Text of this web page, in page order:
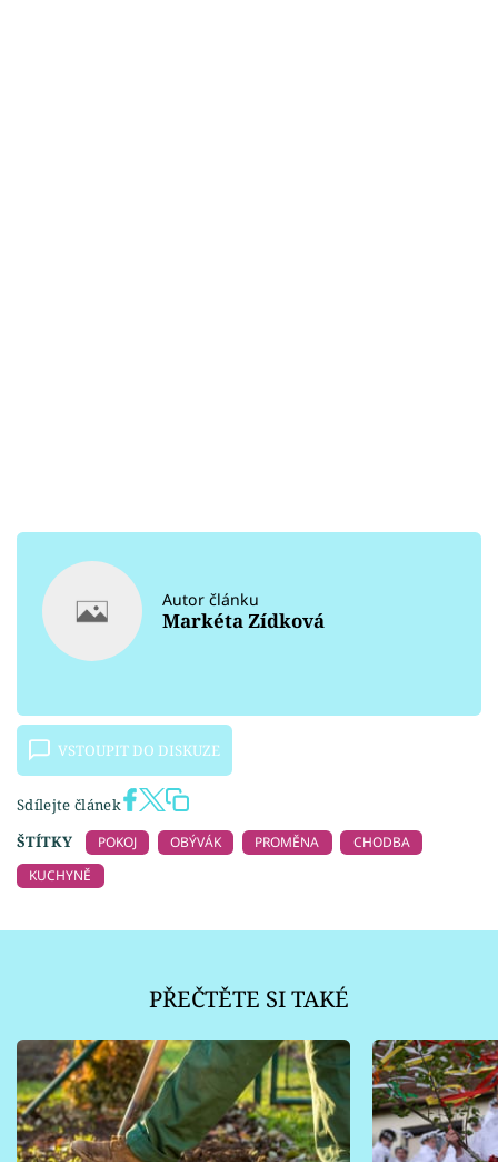
Autor článku
Markéta Zídková
VSTOUPIT DO DISKUZE
Sdílejte článek
ŠTÍTKY
POKOJ OBÝVÁK PROMĚNA
CHODBA
KUCHYNĚ
PŘEČTĚTE SI TAKÉ